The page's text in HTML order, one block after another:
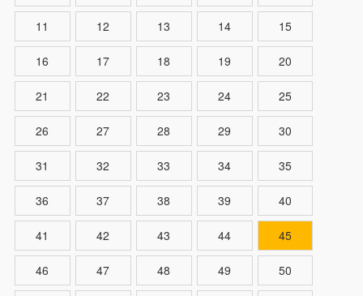
11 12 13 14 15
16 17 18 19 20
21 22 23 24 25
26 27 28 29 30
31 32 33 34 35
36 37 38 39 40
41 42 43 44 45
46 47 48 49 50